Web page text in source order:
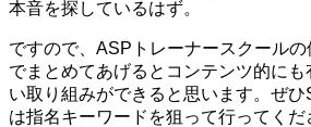
本音を探しているはず。
ですので、ASPトレーナースクール
でまとめてあげるとコンテンツ的に
い取り組みができると思います。ぜ
は指名キーワードを狙って行ってくだ